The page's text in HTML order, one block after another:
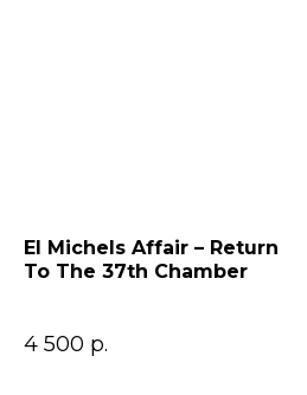
El Michels Affair – Return
To The 37th Chamber
4 500 р.